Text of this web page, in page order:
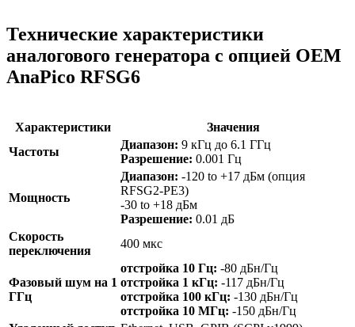
Технические характеристики
аналогового генератора с опцией OEM
AnaPico RFSG6
Характеристики
Значения
Частоты
Диапазон: 9 кГц до 6.1 ГГц
Разрешение: 0.001 Гц
Мощность
Диапазон: -120 to +17 дБм (опция
RFSG2-PE3)
-30 to +18 дБм
Разрешение: 0.01 дБ
Скорость
переключения
400 мкс
Фазовый шум на 1
ГГц
отстройка 10 Гц: -80 дБн/Гц
отстройка 1 кГц: -117 дБн/Гц
отстройка 100 кГц: -130 дБн/Гц
отстройка 10 МГц: -150 дБн/Гц